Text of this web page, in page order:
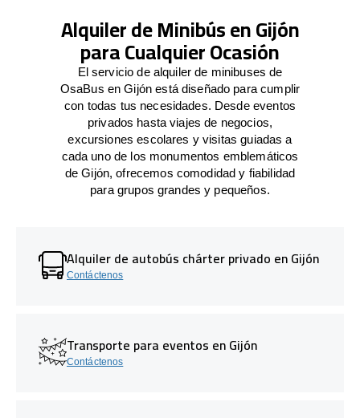
Alquiler de Minibús en Gijón
para Cualquier Ocasión
El servicio de alquiler de minibuses de
OsaBus en Gijón está diseñado para cumplir
con todas tus necesidades. Desde eventos
privados hasta viajes de negocios,
excursiones escolares y visitas guiadas a
cada uno de los monumentos emblemáticos
de Gijón, ofrecemos comodidad y fiabilidad
para grupos grandes y pequeños.
Alquiler de autobús chárter privado en Gijón
Contáctenos
Transporte para eventos en Gijón
Contáctenos